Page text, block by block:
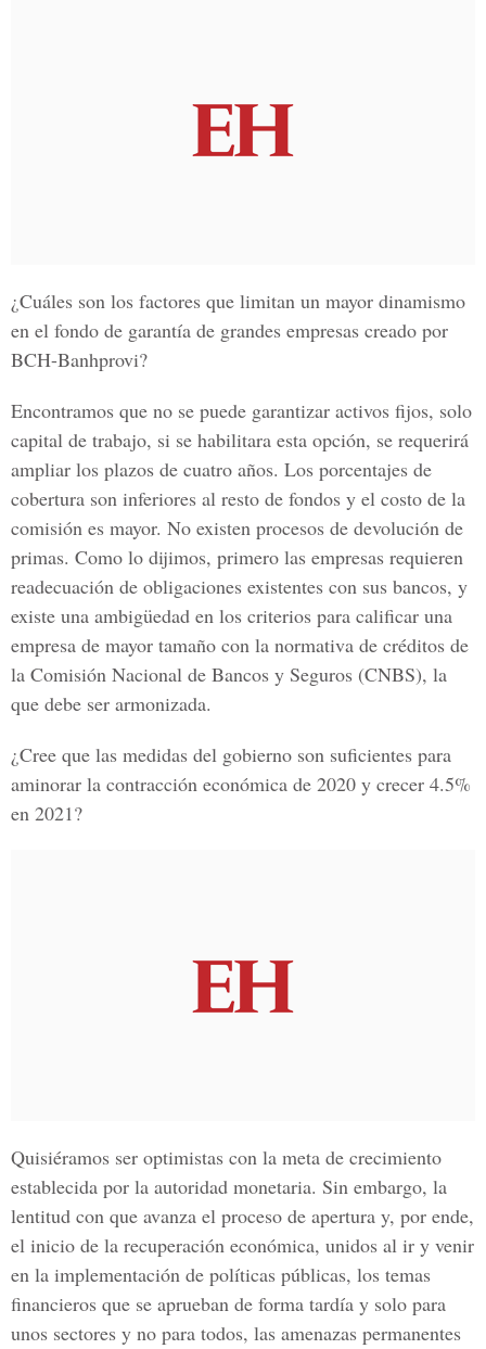
¿Cuáles son los factores que limitan un mayor dinamismo
en el fondo de garantía de grandes empresas creado por
BCH-Banhprovi?
Encontramos que no se puede garantizar activos fijos, solo
capital de trabajo, si se habilitara esta opción, se requerirá
ampliar los plazos de cuatro años. Los porcentajes de
cobertura son inferiores al resto de fondos y el costo de la
comisión es mayor. No existen procesos de devolución de
primas. Como lo dijimos, primero las empresas requieren
readecuación de obligaciones existentes con sus bancos, y
existe una ambigüedad en los criterios para calificar una
empresa de mayor tamaño con la normativa de créditos de
la Comisión Nacional de Bancos y Seguros (CNBS), la
que debe ser armonizada.
¿Cree que las medidas del gobierno son suficientes para
aminorar la contracción económica de 2020 y crecer 4.5%
en 2021?
Quisiéramos ser optimistas con la meta de crecimiento
establecida por la autoridad monetaria. Sin embargo, la
lentitud con que avanza el proceso de apertura y, por ende,
el inicio de la recuperación económica, unidos al ir y venir
en la implementación de políticas públicas, los temas
financieros que se aprueban de forma tardía y solo para
unos sectores y no para todos, las amenazas permanentes